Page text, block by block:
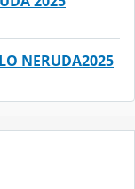
NERUDA2025